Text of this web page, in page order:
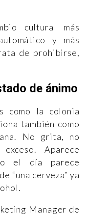
cultural más
y más
de prohibirse,
de ánimo
como la colonia
también como
No grita, no
Aparece
el día parece
“una cerveza” ya
Manager de